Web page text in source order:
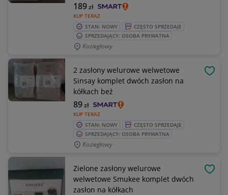
KUP TERAZ
189zł
STAN: NOWY
CZĘSTO SPRZEDAJE
SPRZEDAJĄCY: OSOBA PRYWATNA
Koziegłowy
2 zasłony welurowe welwetowe
Sinsay komplet dwóch zasłon na
kółkach beż
KUP TERAZ
89zł
STAN: NOWY
CZĘSTO SPRZEDAJE
SPRZEDAJĄCY: OSOBA PRYWATNA
Koziegłowy
Zielone zasłony welurowe
welwetowe Smukee komplet dwóch
zasłon na kółkach